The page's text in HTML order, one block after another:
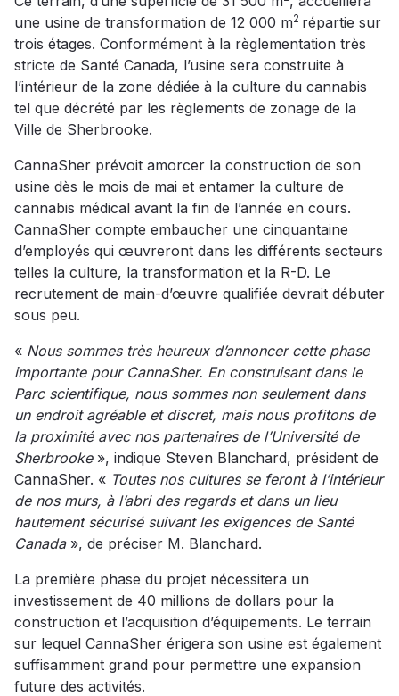
une usine de transformation de 12 000 m2 répartie sur
trois étages. Conformément à la règlementation très
stricte de Santé Canada, l’usine sera construite à
l’intérieur de la zone dédiée à la culture du cannabis
tel que décrété par les règlements de zonage de la
Ville de Sherbrooke.
CannaSher prévoit amorcer la construction de son
usine dès le mois de mai et entamer la culture de
cannabis médical avant la fin de l’année en cours.
CannaSher compte embaucher une cinquantaine
d’employés qui œuvreront dans les différents secteurs
telles la culture, la transformation et la R-D. Le
recrutement de main-d’œuvre qualifiée devrait débuter
sous peu.
« Nous sommes très heureux d’annoncer cette phase
importante pour CannaSher. En construisant dans le
Parc scientifique, nous sommes non seulement dans
un endroit agréable et discret, mais nous profitons de
la proximité avec nos partenaires de l’Université de
Sherbrooke», indique Steven Blanchard, président de
CannaSher. « Toutes nos cultures se feront à l’intérieur
de nos murs, à l’abri des regards et dans un lieu
hautement sécurisé suivant les exigences de Santé
Canada», de préciser M. Blanchard.
La première phase du projet nécessitera un
investissement de 40 millions de dollars pour la
construction et l’acquisition d’équipements. Le terrain
sur lequel CannaSher érigera son usine est également
suffisamment grand pour permettre une expansion
future des activités.